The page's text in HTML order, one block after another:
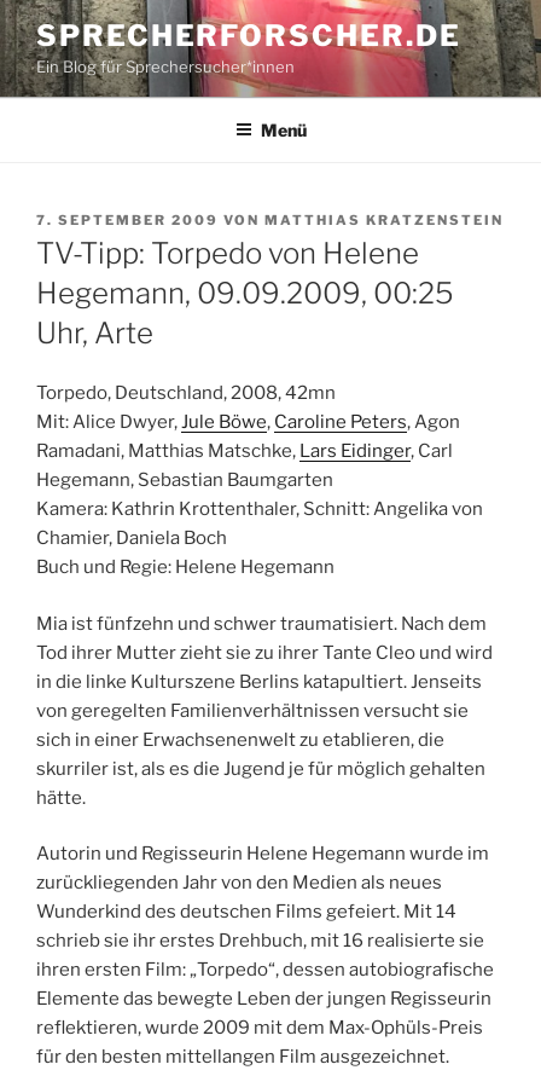
Zum
Inhalt
springen
SPRECHERFORSCHER.DE
Ein Blog für Sprechersucher*innen
Menü
VERÖFFENTLICHT
AM
7. SEPTEMBER 2009 VON MATTHIAS KRATZENSTEIN
TV-Tipp: Torpedo von Helene
Hegemann, 09.09.2009, 00:25
Uhr, Arte
Torpedo, Deutschland, 2008, 42mn
Mit: Alice Dwyer,Jule Böwe, Caroline Peters, Agon
Ramadani, Matthias Matschke, Lars Eidinger, Carl
Hegemann, Sebastian Baumgarten
Kamera: Kathrin Krottenthaler, Schnitt: Angelika von
Chamier, Daniela Boch
Buch und Regie: Helene Hegemann
Mia ist fünfzehn und schwer traumatisiert. Nach dem
Tod ihrer Mutter zieht sie zu ihrer Tante Cleo und wird
in die linke Kulturszene Berlins katapultiert. Jenseits
von geregelten Familienverhältnissen versucht sie
sich in einer Erwachsenenwelt zu etablieren, die
skurriler ist, als es die Jugend je für möglich gehalten
hätte.
Autorin und Regisseurin Helene Hegemann wurde im
zurückliegenden Jahr von den Medien als neues
Wunderkind des deutschen Films gefeiert. Mit 14
schrieb sie ihr erstes Drehbuch, mit 16 realisierte sie
ihren ersten Film: „Torpedo“, dessen autobiografische
Elemente das bewegte Leben der jungen Regisseurin
reflektieren, wurde 2009 mit dem Max-Ophüls-Preis
für den besten mittellangen Film ausgezeichnet.